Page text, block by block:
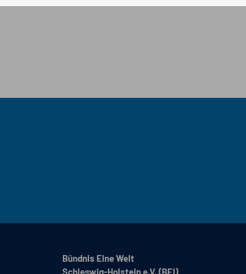
Bündnis Eine Welt
Schleswig-Holstein e.V. (BEI)